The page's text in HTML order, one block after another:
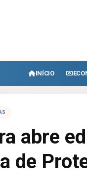
INÍCIO
abre
de